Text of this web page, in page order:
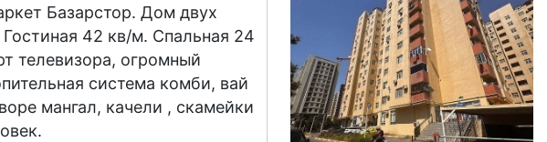
Базарстор. Дом двух
42 кв/м. Спальная 24
телевизора, огромный
система комби, вай
мангал, качели , скамейки